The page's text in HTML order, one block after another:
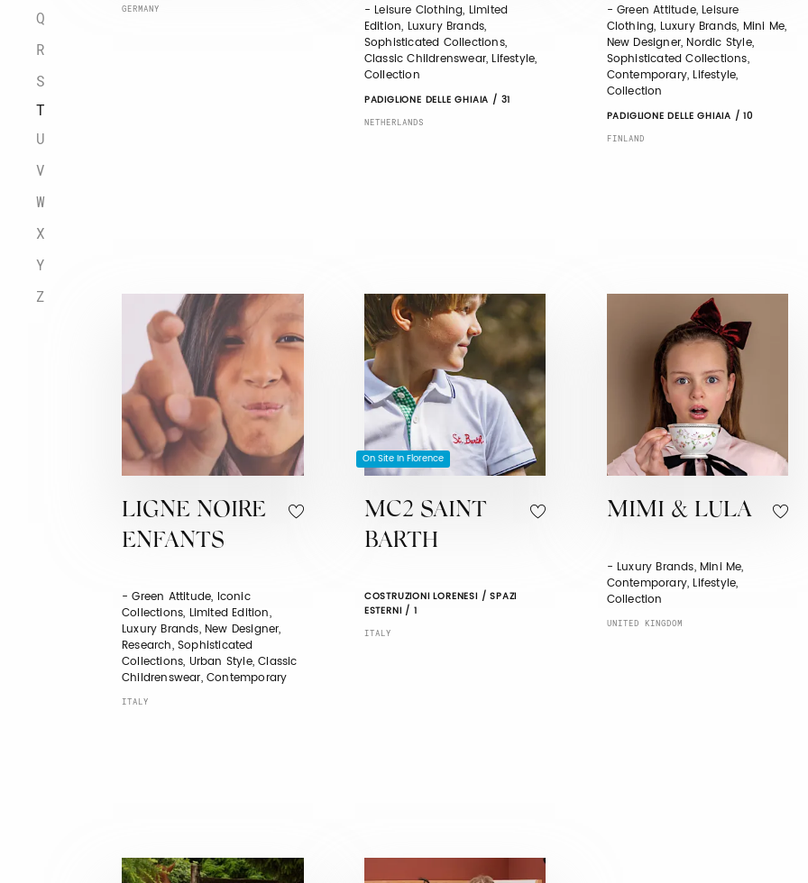
Q
R
S
T
U
V
W
X
Y
Z
GERMANY
- Leisure Clothing, Limited
Edition, Luxury Brands,
Sophisticated Collections,
Classic Childrenswear, Lifestyle,
Collection
PADIGLIONE DELLE GHIAIA / 31
NETHERLANDS
- Green Attitude, Leisure
Clothing, Luxury Brands, Mini Me,
New Designer, Nordic Style,
Sophisticated Collections,
Contemporary, Lifestyle,
Collection
PADIGLIONE DELLE GHIAIA / 10
FINLAND
LIGNE NOIRE
ENFANTS
- Green Attitude, Iconic
Collections, Limited Edition,
Luxury Brands, New Designer,
Research, Sophisticated
Collections, Urban Style, Classic
Childrenswear, Contemporary
ITALY
On Site In Florence
MC2 SAINT
BARTH
COSTRUZIONI LORENESI / SPAZI
ESTERNI / 1
ITALY
MIMI & LULA
- Luxury Brands, Mini Me,
Contemporary, Lifestyle,
Collection
UNITED KINGDOM